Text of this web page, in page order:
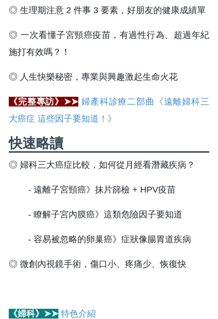
◎ 生理期注意 2 件事 3 要素，好朋友的健康成績單
◎ 一次看懂子宮頸癌疫苗，有過性行為、超過年紀
施打有效嗎？！
◎ 人生快樂秘密，專業與興趣激起生命火花
《完整專訪》➤➤ 婦產科診療二部曲《遠離婦科三
大癌症 這些因子要知道！》
快速略讀
◎ 婦科三大癌症比較，如何從月經看潛藏疾病？
- 遠離子宮頸癌》抹片篩檢 + HPV疫苗
- 瞭解子宮內膜癌》這類危險因子要知道
- 容易被忽略的卵巢癌》症狀像腸胃道疾病
◎ 微創內視鏡手術 ， 傷口小、疼痛少、恢復快
《婦科》➤➤ 特色介紹